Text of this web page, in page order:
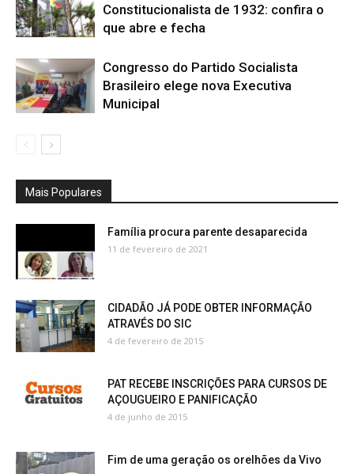
Constitucionalista de 1932: confira o
que abre e fecha
Congresso do Partido Socialista
Brasileiro elege nova Executiva
Municipal
Mais Populares
Família procura parente desaparecida
11 de fevereiro de 2021
CIDADÃO JÁ PODE OBTER INFORMAÇÃO
ATRAVÉS DO SIC
4 de fevereiro de 2015
PAT RECEBE INSCRIÇÕES PARA CURSOS DE
AÇOUGUEIRO E PANIFICAÇÃO
4 de junho de 2015
Fim de uma geração os orelhões da Vivo